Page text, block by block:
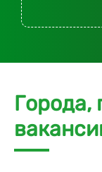
Города,